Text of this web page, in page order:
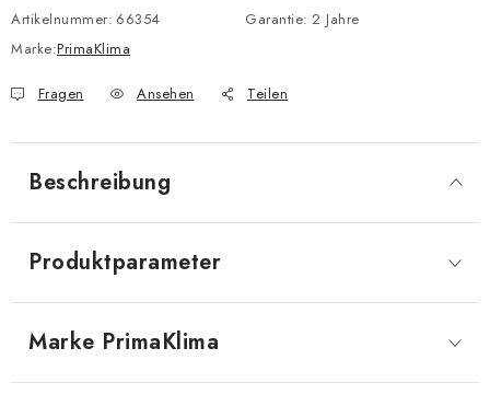
Artikelnummer: 66354
Marke:PrimaKlima
Garantie: 2 Jahre
Fragen Ansehen Teilen
Beschreibung
Produktparameter
Marke PrimaKlima